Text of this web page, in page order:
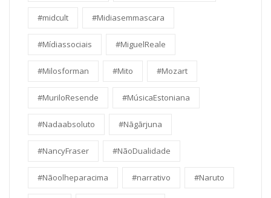
#midcult #Midiasemmascara
#Mídiassociais #MiguelReale
#Milosforman #Mito #Mozart
#MuriloResende #MúsicaEstoniana
#Nadaabsoluto #Nāgārjuna
#NancyFraser #NãoDualidade
#Nãoolheparacima #narrativo #Naruto